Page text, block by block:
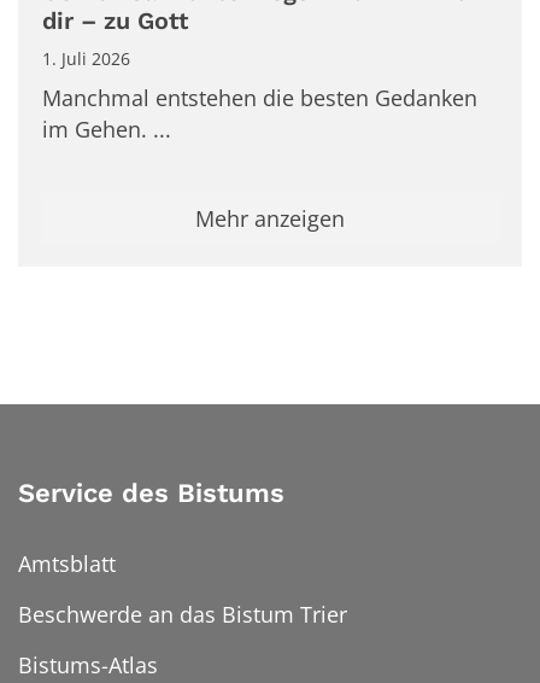
dir – zu Gott
1. Juli 2026
Manchmal entstehen die besten Gedanken
im Gehen. ...
Mehr anzeigen
Service des Bistums
Amtsblatt
Beschwerde an das Bistum Trier
Bistums-Atlas